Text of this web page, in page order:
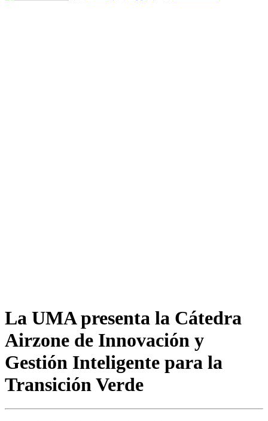
La UMA presenta la Cátedra
Airzone de Innovación y
Gestión Inteligente para la
Transición Verde